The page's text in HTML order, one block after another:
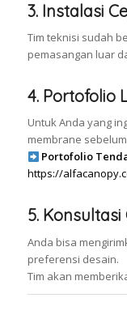
3. Instalasi
Tim teknisi sudah
pemasangan luar
4. Portofolio
Untuk Anda yang
membrane
Portofolio
https://
5.
Anda bisa
preferensi desain.
Tim akan